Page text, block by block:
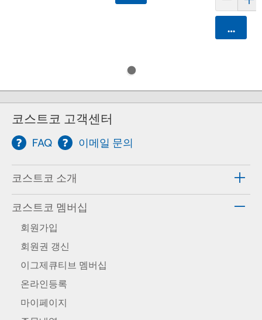
카트에
코스트코 고객센터
FAQ 이메일 문의
코스트코 소개
코스트코 멤버십
회원가입
회원권 갱신
이그제큐티브 멤버십
온라인등록
마이페이지